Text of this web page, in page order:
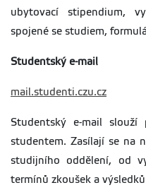
ubytovací stipendium,
spojené se studiem,
Studentský e-mail
mail.studenti.czu.cz
Studentský e-mail
studentem. Zasílají se na
studijního oddělení, od
termínů zkoušek a